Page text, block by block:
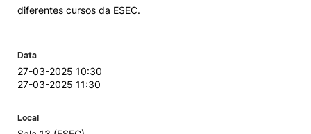
diferentes cursos da ESEC.
Data
27-03-2025 10:30
27-03-2025 11:30
Local